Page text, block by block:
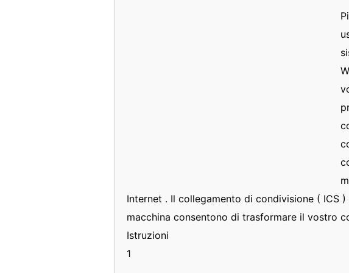
Internet . Il collegamento di condivisione ( ICS
macchina consentono di trasformare il vostro
Istruzioni
1